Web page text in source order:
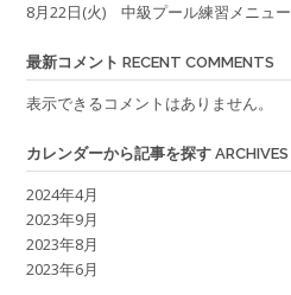
8月22日(火) 中級プール練習メニュー
最新コメント RECENT COMMENTS
表示できるコメントはありません。
カレンダーから記事を探す ARCHIVES
2024年4月
2023年9月
2023年8月
2023年6月